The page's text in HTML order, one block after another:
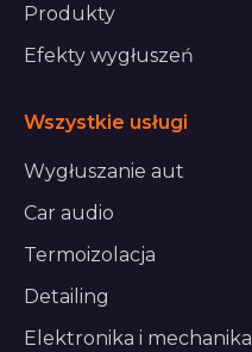
Produkty
Efekty wygłuszeń
Wszystkie usługi
Wygłuszanie aut
Car audio
Termoizolacja
Detailing
Elektronika i mechanika